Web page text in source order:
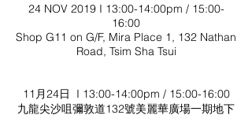
24 NOV 2019 I 13:00-14:00pm / 15:00-
16:00
Shop G11 on G/F, Mira Place 1, 132 Nathan
Road, Tsim Sha Tsui
11月24日 I 13:00-14:00pm / 15:00-16:00
九龍尖沙咀彌敦道132號美麗華廣場一期地下